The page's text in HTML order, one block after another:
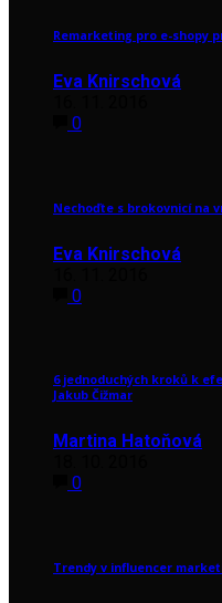
Remarketing pro e-shopy
Eva Knirschová
0
Nechoďte s brokovnicí na
Eva Knirschová
0
6 jednoduchých kroků k
Jakub Čižmar
Martina Hatoňová
0
Trendy v influencer